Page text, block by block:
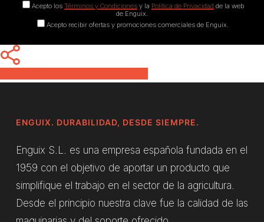
Acepto los Términos y Condicionesy la Política de Privacidad de la web
de Enguix.
Acepto recibir ofertas y promociones comerciales de Enguix.
ENGUIX. DURABILIDAD, DESDE SIEMPRE.
Enguix S.L. es una empresa española fundada en el
1959 con el objetivo de aportar un producto que
simplifique el trabajo en el sector de la agricultura.
Desde el principio nuestra clave fue la calidad de las